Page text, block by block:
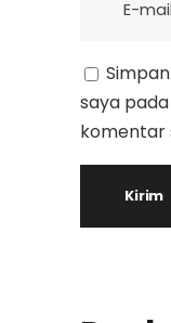
saya
komentar